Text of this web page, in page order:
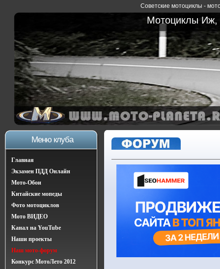
Советские мотоциклы -
Мотоциклы Иж,
Меню клуба
Главная
Экзамен ПДД Онлайн
Мото-Обои
Китайские мопеды
Фото мотоциклов
Мото ВИДЕО
Канал на YouTube
Наши проекты
Наш мото-форум
Конкурс МотоЛето 2012